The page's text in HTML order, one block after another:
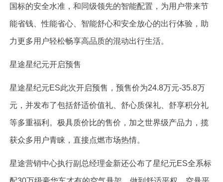
国标的安全水准，和同级领先的智能配置，为用户带来节
能省钱、性能省心、智能舒心和安全放心的出行体验，助
力更多用户轻松畅享高品质的混动出行生活。
星途星纪元开启预售
星途星纪元ES此次开启预售，预售价为24.8万元-35.8万
元，并发布了包括舒适价值礼、舒心质保礼、舒享积分礼
等多重福利。极具质价比的售价，加之世界级产品力，揽
获众多用户青睐，直接点燃市场热情。
星途营销中心执行副总经理金新还公布了星纪元ES全系标